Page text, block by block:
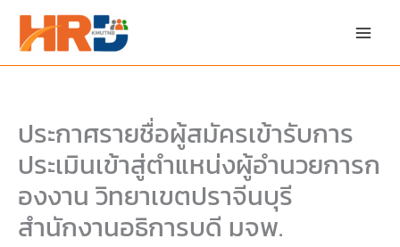
content
ประกาศรายชื่อผู้สมัครเข้ารับการ
ประเมินเข้าสู่ตำแหน่งผู้อำนวยการก
องงาน วิทยาเขตปราจีนบุรี
สำนักงานอธิการบดี มจพ.
PDF